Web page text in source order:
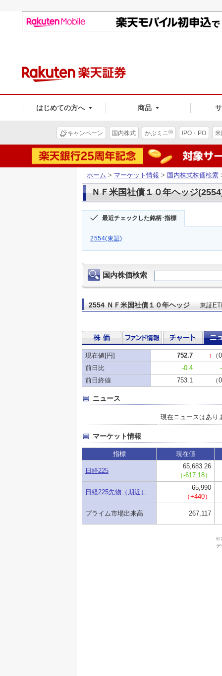
はじめての方へ 商品
キャンペーン 国内株式 かぶミニ® IPO・PO
ホーム > マーケット情報 > 国内株式株価検索
ＮＦ米国社債１０年ヘッジ
最近チェックした銘柄･指標
2554(東証)